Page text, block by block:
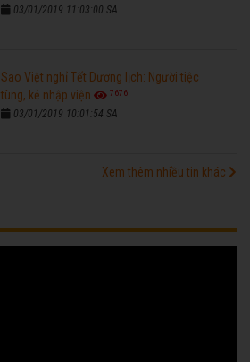
03/01/2019 11:03:00 SA
Sao Việt nghỉ Tết Dương lịch: Người tiệc
tùng, kẻ nhập viện
7676
03/01/2019 10:01:54 SA
Xem thêm nhiều tin khác